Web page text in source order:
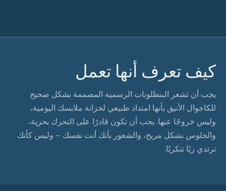
كيف تعرف أنها تعمل
يجب أن تشعر البنطلونات الرسمية المصممة بشكل صحيح
للكاجوال الأنيق بأنها امتداد طبيعي لخزانة ملابسك اليومية،
وليس خروجًا عنها. يجب أن تكون قادرًا على التحرك بحرية،
والجلوس بشكل مريح، والشعور بأنك أنت نفسك – وليس كأنك
ترتدي زيًا تنكريًا.